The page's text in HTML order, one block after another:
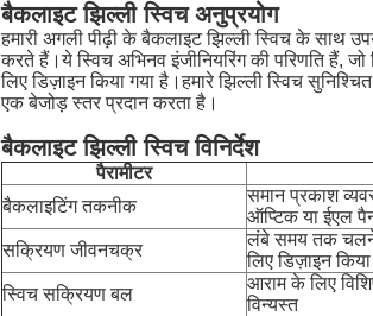
बैकलाइट झिल्ली स्विच अनुप्रयोग
हमारी अगली पीढ़ी के बैकलाइट झिल्ली स्विच के साथ
करते हैं।ये स्विच अभिनव इंजीनियरिंग की परिणति हैं,
लिए डिज़ाइन किया गया है।हमारे झिल्ली स्विच
एक बेजोड़ स्तर प्रदान करता है।
बैकलाइट झिल्ली स्विच विनिर्देश
पैरामीटर
बैकलाइटिंग तकनीक
समान प्रकाश
ऑप्टिक या ईएल
सक्रियण जीवनचक्र
लंबे समय तक
लिए डिज़ाइन
स्विच सक्रियण बल
आराम के लिए
विन्यस्त